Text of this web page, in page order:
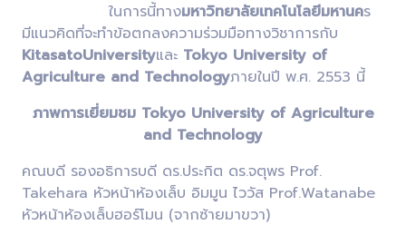
ในการนี้ทางมหาวิทยาลัยเทคโนโลยีมหานคร
มีแนวคิดที่จะทำข้อตกลงความร่วมมือทางวิชาการกับ
KitasatoUniversityและ Tokyo University of
Agriculture and Technologyภายในปี พ.ศ. 2553 นี้
ภาพการเยี่ยมชม Tokyo University of Agriculture
and Technology
คณบดี รองอธิการบดี ดร.ประกิต ดร.จตุพร Prof.
Takehara หัวหน้าห้องเล็บ อิมมูน ไววัส Prof.Watanabe
หัวหน้าห้องเล็บฮอร์โมน (จากซ้ายมาขวา)